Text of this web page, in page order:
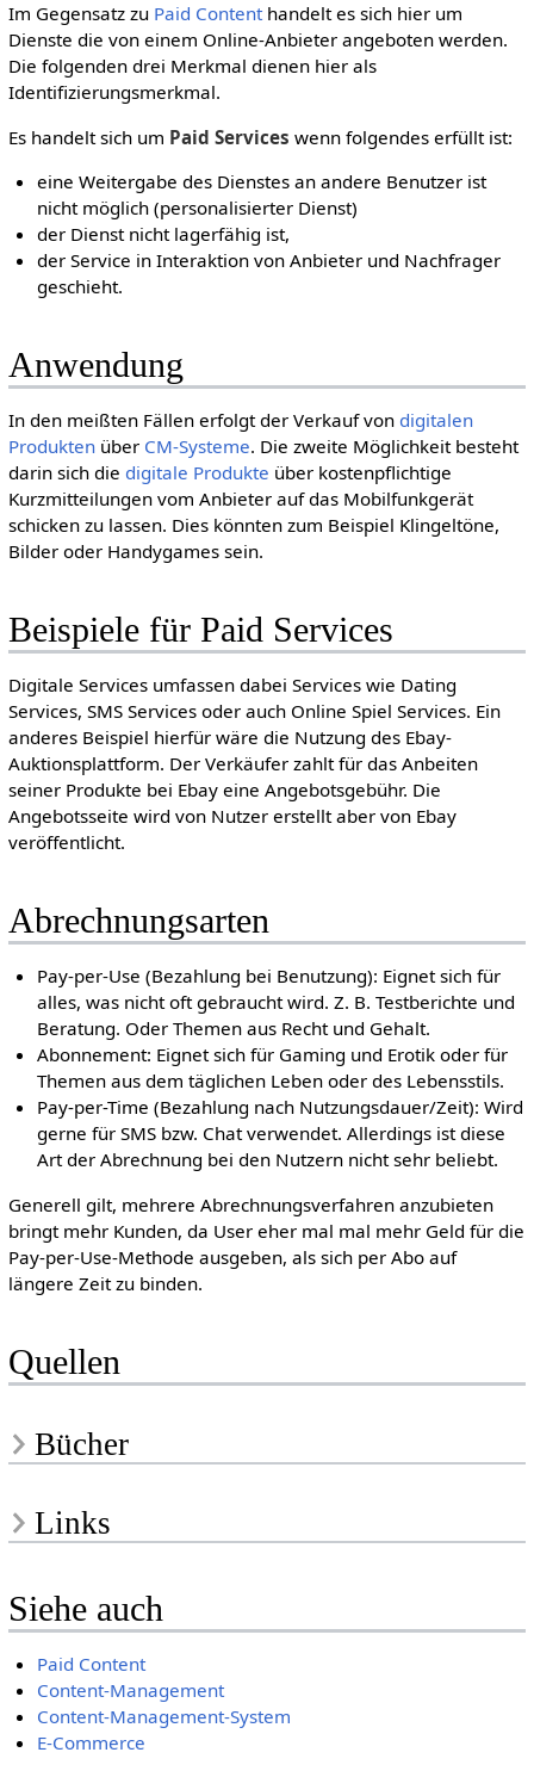
Im Gegensatz zu Paid Contenthandelt es sich hier um
Dienste die von einem Online-Anbieter angeboten werden.
Die folgenden drei Merkmal dienen hier als
Identifizierungsmerkmal.
Es handelt sich um Paid Services wenn folgendes erfüllt ist:
eine Weitergabe des Dienstes an andere Benutzer ist
nicht möglich (personalisierter Dienst)
der Dienst nicht lagerfähig ist,
der Service in Interaktion von Anbieter und Nachfrager
geschieht.
Anwendung
In den meißten Fällen erfolgt der Verkauf von digitalen
Produktenüber CM-Systeme. Die zweite Möglichkeit besteht
darin sich die digitale Produkte über kostenpflichtige
Kurzmitteilungen vom Anbieter auf das Mobilfunkgerät
schicken zu lassen. Dies könnten zum Beispiel Klingeltöne,
Bilder oder Handygames sein.
Beispiele für Paid Services
Digitale Services umfassen dabei Services wie Dating
Services, SMS Services oder auch Online Spiel Services. Ein
anderes Beispiel hierfür wäre die Nutzung des Ebay-
Auktionsplattform. Der Verkäufer zahlt für das Anbeiten
seiner Produkte bei Ebay eine Angebotsgebühr. Die
Angebotsseite wird von Nutzer erstellt aber von Ebay
veröffentlicht.
Abrechnungsarten
Pay-per-Use (Bezahlung bei Benutzung): Eignet sich für
alles, was nicht oft gebraucht wird. Z. B. Testberichte und
Beratung. Oder Themen aus Recht und Gehalt.
Abonnement: Eignet sich für Gaming und Erotik oder für
Themen aus dem täglichen Leben oder des Lebensstils.
Pay-per-Time (Bezahlung nach Nutzungsdauer/Zeit): Wird
gerne für SMS bzw. Chat verwendet. Allerdings ist diese
Art der Abrechnung bei den Nutzern nicht sehr beliebt.
Generell gilt, mehrere Abrechnungsverfahren anzubieten
bringt mehr Kunden, da User eher mal mal mehr Geld für die
Pay-per-Use-Methode ausgeben, als sich per Abo auf
längere Zeit zu binden.
Quellen
Bücher
Links
Siehe auch
Paid Content
Content-Management
Content-Management-System
E-Commerce